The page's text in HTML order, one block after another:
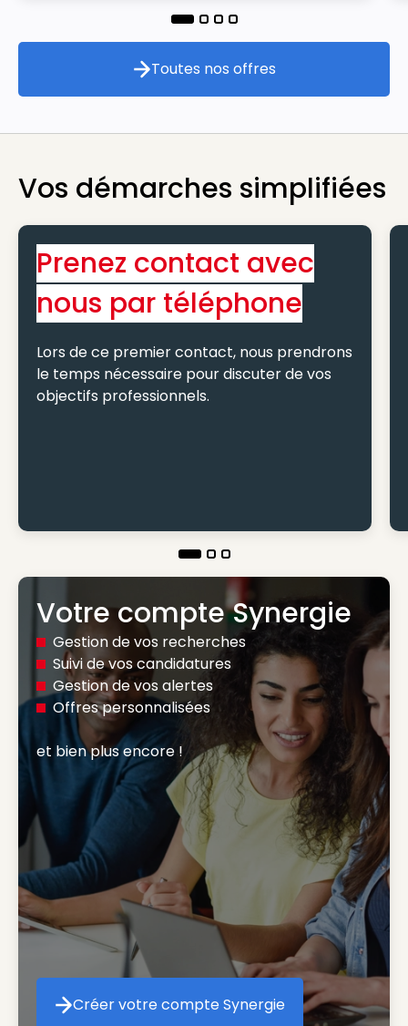
Toutes nos offres
Toutes nos offres
Vos démarches simplifiées
Prenez contact avec
nous par téléphone
Lors de ce premier contact, nous prendrons
le temps nécessaire pour discuter de vos
objectifs professionnels.
Votre compte Synergie
Gestion de vos recherches
Suivi de vos candidatures
Gestion de vos alertes
Offres personnalisées
et bien plus encore !
Créer votre compte Synergie
Créer votre compte Synergie